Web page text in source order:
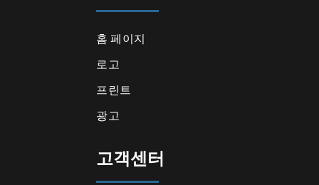
홈 페이지
로고
프린트
광고
고객센터